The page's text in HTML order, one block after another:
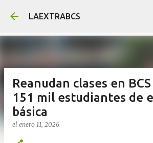
Ir al contenido
LAEXTRABCS
Reanudan clases en
151 mil estudiantes de
básica
el enero 11, 2026